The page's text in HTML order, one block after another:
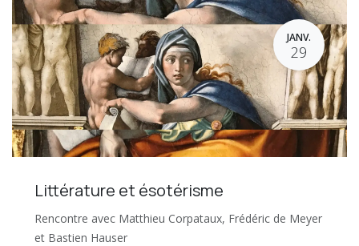
JANV.
29
Littérature et ésotérisme
Rencontre avec Matthieu Corpataux, Frédéric de Meyer
et Bastien Hauser